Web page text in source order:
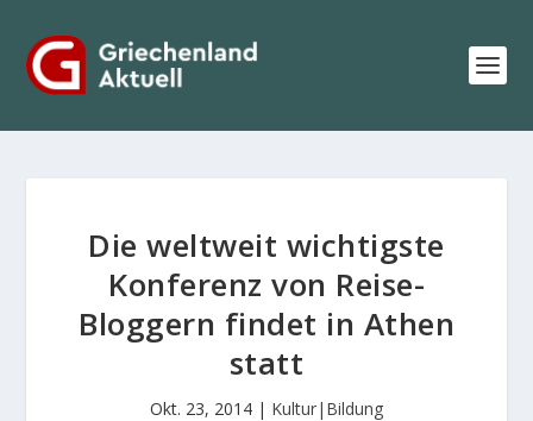
Die weltweit wichtigste
Konferenz von Reise-
Bloggern findet in Athen
statt
Okt. 23, 2014 | Kultur|Bildung